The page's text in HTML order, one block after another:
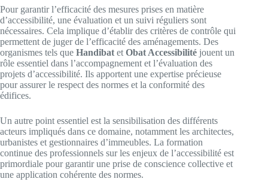
Pour garantir l’efficacité des mesures prises en matière
d’accessibilité, une évaluation et un suivi réguliers sont
nécessaires. Cela implique d’établir des critères de contrôle qui
permettent de juger de l’efficacité des aménagements. Des
organismes tels que Handibat et Obat Accessibilité jouent un
rôle essentiel dans l’accompagnement et l’évaluation des
projets d’accessibilité. Ils apportent une expertise précieuse
pour assurer le respect des normes et la conformité des
édifices.
Un autre point essentiel est la sensibilisation des différents
acteurs impliqués dans ce domaine, notamment les architectes,
urbanistes et gestionnaires d’immeubles. La formation
continue des professionnels sur les enjeux de l’accessibilité est
primordiale pour garantir une prise de conscience collective et
une application cohérente des normes.